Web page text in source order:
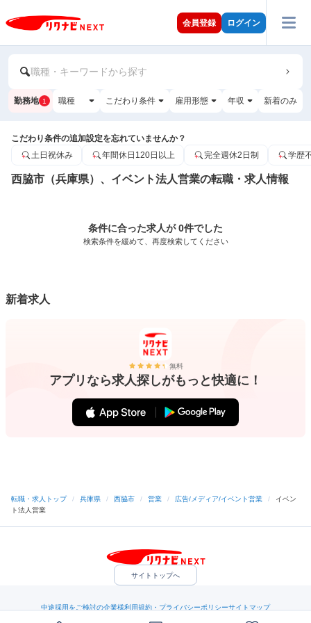
会員登録 ログイン
職種・キーワードから探す
勤務地 1 職種 こだわり条件 雇用形態 年収 新着のみ
こだわり条件の追加設定を忘れていませんか？
土日祝休み
年間休日120日以上 完全週休2日制 学歴
西脇市（兵庫県）、イベント法人営業の転職・求人情報
条件に合った求人が 0件でした
検索条件を緩めて、再度検索してください
新着求人
無料
アプリなら求人探しがもっと快適に！
転職・求人トップ / 兵庫県 / 西脇市 / 営業 / 広告/メディア/イベント営業 /
イベン
ト法人営業
サイトトップへ
中途採用をご検討の企業様利用規約・プライバシーポリシーサイトマップ